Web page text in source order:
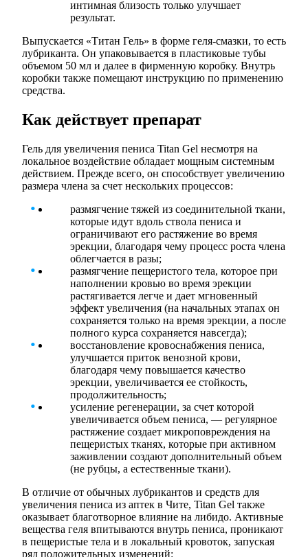
интимная близость только улучшает
результат.
Выпускается «Титан Гель» в форме геля-смазки, то есть
лубриканта. Он упаковывается в пластиковые тубы
объемом 50 мл и далее в фирменную коробку. Внутрь
коробки также помещают инструкцию по применению
средства.
Как действует препарат
Гель для увеличения пениса Titan Gel несмотря на
локальное воздействие обладает мощным системным
действием. Прежде всего, он способствует увеличению
размера члена за счет нескольких процессов:
размягчение тяжей из соединительной ткани,
которые идут вдоль ствола пениса и
ограничивают его растяжение во время
эрекции, благодаря чему процесс роста члена
облегчается в разы;
размягчение пещеристого тела, которое при
наполнении кровью во время эрекции
растягивается легче и дает мгновенный
эффект увеличения (на начальных этапах он
сохраняется только на время эрекции, а после
полного курса сохраняется навсегда);
восстановление кровоснабжения пениса,
улучшается приток венозной крови,
благодаря чему повышается качество
эрекции, увеличивается ее стойкость,
продолжительность;
усиление регенерации, за счет которой
увеличивается объем пениса, — регулярное
растяжение создает микроповреждения на
пещеристых тканях, которые при активном
заживлении создают дополнительный объем
(не рубцы, а естественные ткани).
В отличие от обычных лубрикантов и средств для
увеличения пениса из аптек в Чите, Titan Gel также
оказывает благотворное влияние на либидо. Активные
вещества геля впитываются внутрь пениса, проникают
в пещеристые тела и в локальный кровоток, запуская
ряд положительных изменений: